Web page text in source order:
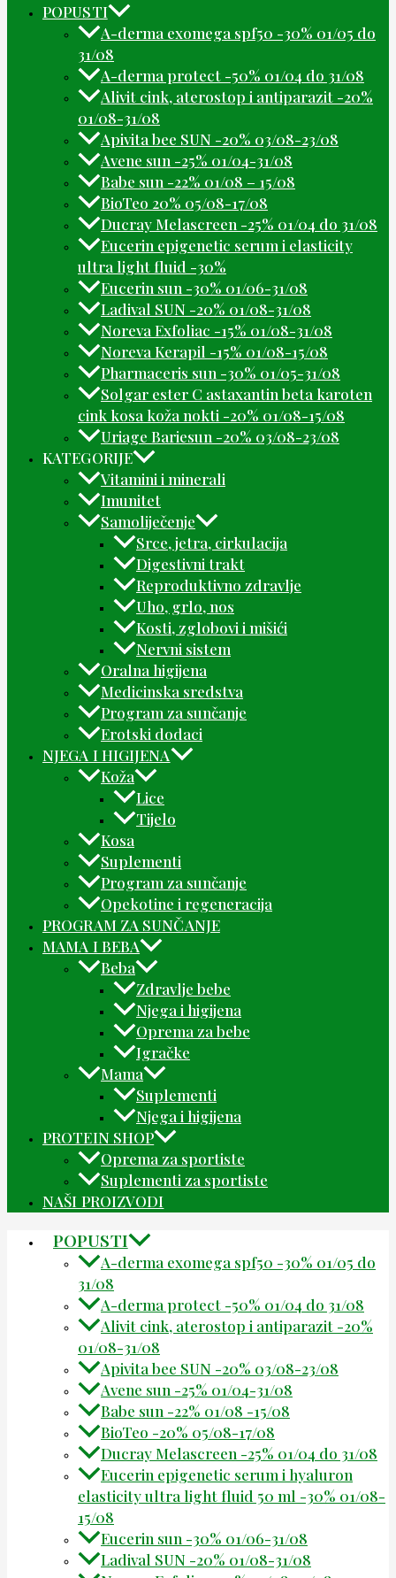
POPUSTI
A-derma exomega spf50 -30% 01/05 do
31/08
A-derma protect -50% 01/04 do 31/08
Alivit cink, aterostop i antiparazit -20%
01/08-31/08
Apivita bee SUN -20% 03/08-23/08
Avene sun -25% 01/04-31/08
Babe sun -22% 01/08 – 15/08
BioTeo 20% 05/08-17/08
Ducray Melascreen -25% 01/04 do 31/08
Eucerin epigenetic serum i elasticity
ultra light fluid -30%
Eucerin sun -30% 01/06-31/08
Ladival SUN -20% 01/08-31/08
Noreva Exfoliac -15% 01/08-31/08
Noreva Kerapil -15% 01/08-15/08
Pharmaceris sun -30% 01/05-31/08
Solgar ester C astaxantin beta karoten
cink kosa koža nokti -20% 01/08-15/08
Uriage Bariesun -20% 03/08-23/08
KATEGORIJE
Vitamini i minerali
Imunitet
Samoliječenje
Srce, jetra, cirkulacija
Digestivni trakt
Reproduktivno zdravlje
Uho, grlo, nos
Kosti, zglobovi i mišići
Nervni sistem
Oralna higijena
Medicinska sredstva
Program za sunčanje
Erotski dodaci
NJEGA I HIGIJENA
Koža
Lice
Tijelo
Kosa
Suplementi
Program za sunčanje
Opekotine i regeneracija
PROGRAM ZA SUNČANJE
MAMA I BEBA
Beba
Zdravlje bebe
Njega i higijena
Oprema za bebe
Igračke
Mama
Suplementi
Njega i higijena
PROTEIN SHOP
Oprema za sportiste
Suplementi za sportiste
NAŠI PROIZVODI
POPUSTI
A-derma exomega spf50 -30% 01/05 do
31/08
A-derma protect -50% 01/04 do 31/08
Alivit cink, aterostop i antiparazit -20%
01/08-31/08
Apivita bee SUN -20% 03/08-23/08
Avene sun -25% 01/04-31/08
Babe sun -22% 01/08 -15/08
BioTeo -20% 05/08-17/08
Ducray Melascreen -25% 01/04 do 31/08
Eucerin epigenetic serum i hyaluron
elasticity ultra light fluid 50 ml -30% 01/08-
15/08
Eucerin sun -30% 01/06-31/08
Ladival SUN -20% 01/08-31/08